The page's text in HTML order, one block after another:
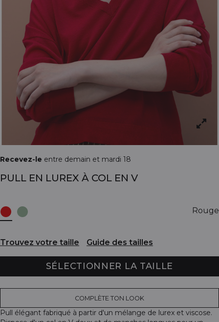
Recevez-le entre demain et mardi 18
PULL EN LUREX À COL EN V
Rouge
Trouvez votre taille Guide des tailles
SÉLECTIONNER LA TAILLE
COMPLÈTE TON LOOK
Pull élégant fabriqué à partir d'un mélange de lurex et viscose.